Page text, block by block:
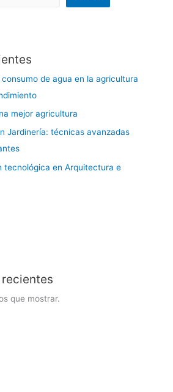
de agua en la agricultura
mejor agricultura
Jardinería: técnicas avanzadas
tecnológica en Arquitectura e
que mostrar.